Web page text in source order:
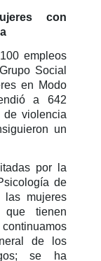
con
empleos
Social
en Modo
a 642
de violencia
un
por la
de
las mujeres
tienen
de los
se ha